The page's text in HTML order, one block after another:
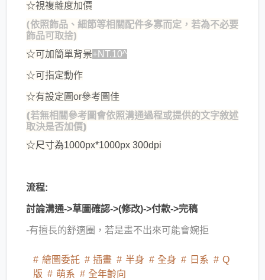
☆視複雜度加價
(依照飾品、細節等相關配件多寡而定，若為不必要
飾品可取捨)
☆可加簡單背景+NT.10^
☆可指定動作
☆有設定圖or參考圖佳
(若無相關參考圖會依照溝通過程或提供的文字敘述
取決是否加價)
☆尺寸為1000px*1000px 300dpi
流程:
討論溝通->草圖確認->(修改)->付款->完稿
-有擅長的舒適圈，若是畫不出來可能會婉拒
繪圖委託 插畫 半身 全身 日系
Q
版
萌系 全年齡向